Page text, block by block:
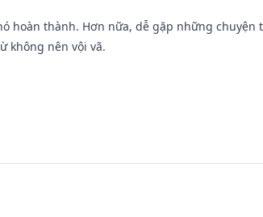
hoàn thành. Hơn nữa, dễ gặp những chuyện
không nên vội vã.